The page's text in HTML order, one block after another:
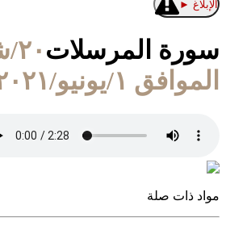
الإبلاغ ►
سورة المرسلات
الموافق ١/يونيو/٢٠٢١
مواد ذات صلة